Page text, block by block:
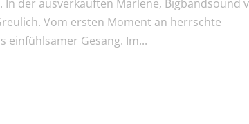
In der ausverkauften Marlene, Bigbandsound
Vom ersten Moment an herrschte
einfühlsamer Gesang. Im...